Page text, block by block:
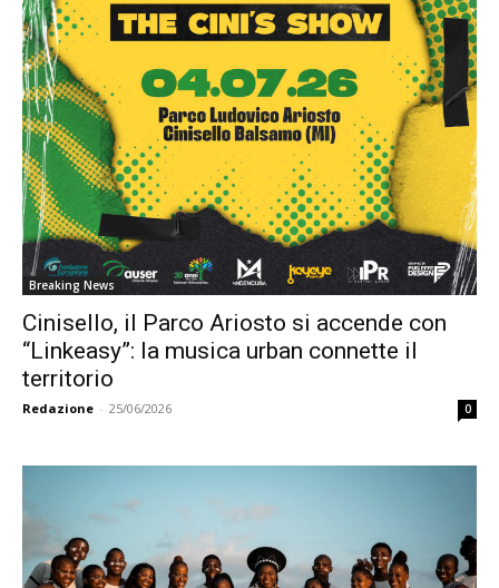
Breaking News
Cinisello, il Parco Ariosto si accende con
“Linkeasy”: la musica urban connette il
territorio
Redazione - 25/06/2026 0